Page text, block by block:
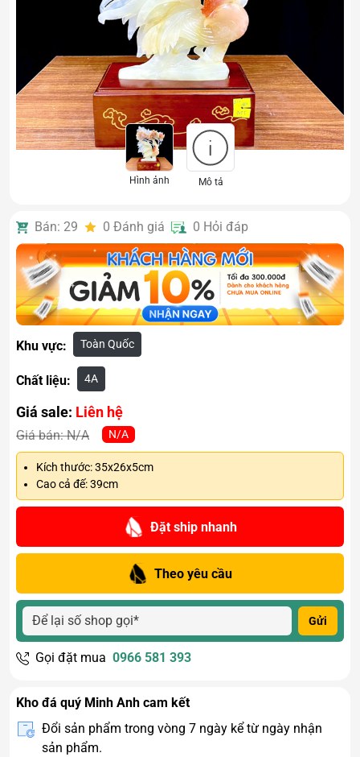
Hình ảnh Mô tả
Bán: 29 0 Đánh giá 0 Hỏi đáp
Khu vực: Toàn Quốc
Chất liệu: 4A
Giá sale: Liên hệ
Giá bán:N/A N/A
Kích thước: 35x26x5cm
Cao cả đế: 39cm
Đặt ship nhanh
Theo yêu cầu
Gửi
Gọi đặt mua 0966 581 393
Kho đá quý Minh Anh cam kết
Đổi sản phẩm trong vòng 7 ngày kể từ ngày nhận
sản phẩm.